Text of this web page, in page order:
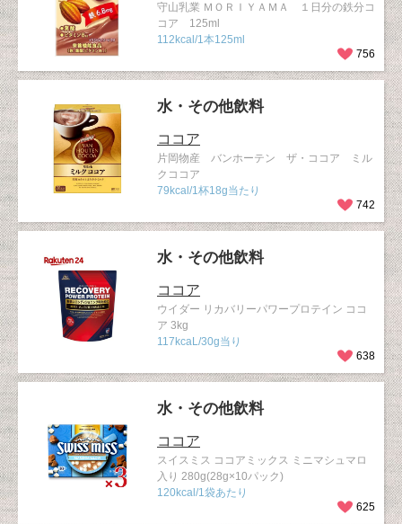
守山乳業 ＭＯＲＩＹＡＭＡ １日分の鉄分コ
コア 125ml
112kcal/1本125ml
756
水・その他飲料
ココア
片岡物産 バンホーテン ザ・ココア ミル
クココア
79kcal/1杯18g当たり
742
水・その他飲料
ココア
ウイダー リカバリーパワープロテイン ココ
ア 3kg
117kcaL/30g当り
638
水・その他飲料
ココア
スイスミス ココアミックス ミニマシュマロ
入り 280g(28g×10パック)
120kcal/1袋あたり
625